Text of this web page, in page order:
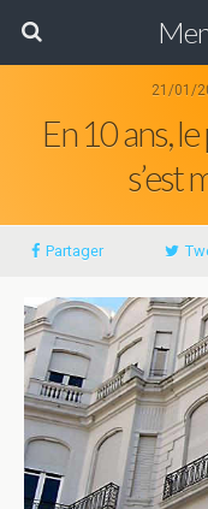
21/01/
En 10 ans,
s’est
Partager